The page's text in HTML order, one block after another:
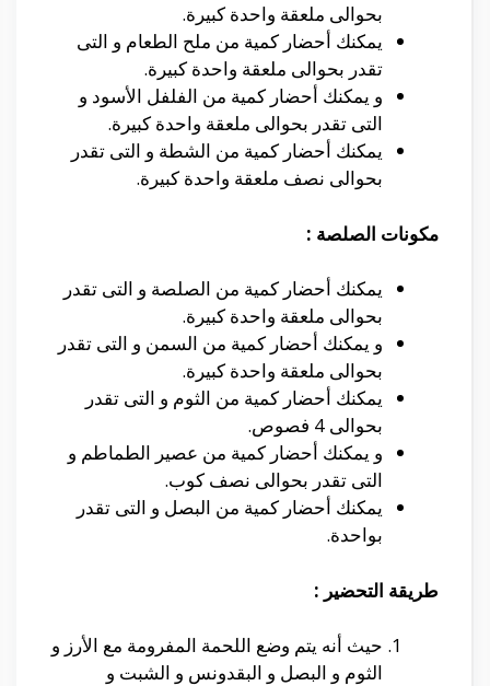
بحوالى ملعقة واحدة كبيرة.
يمكنك أحضار كمية من ملح الطعام و التى
تقدر بحوالى ملعقة واحدة كبيرة.
و يمكنك أحضار كمية من الفلفل الأسود و
التى تقدر بحوالى ملعقة واحدة كبيرة.
يمكنك أحضار كمية من الشطة و التى تقدر
بحوالى نصف ملعقة واحدة كبيرة.
مكونات الصلصة :
يمكنك أحضار كمية من الصلصة و التى تقدر
بحوالى ملعقة واحدة كبيرة.
و يمكنك أحضار كمية من السمن و التى تقدر
بحوالى ملعقة واحدة كبيرة.
يمكنك أحضار كمية من الثوم و التى تقدر
بحوالى 4 فصوص.
و يمكنك أحضار كمية من عصير الطماطم و
التى تقدر بحوالى نصف كوب.
يمكنك أحضار كمية من البصل و التى تقدر
بواحدة.
طريقة التحضير :
حيث أنه يتم وضع اللحمة المفرومة مع الأرز و
الثوم و البصل و البقدونس و الشبت و